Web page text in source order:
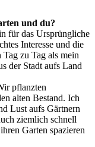
und du?
für das Ursprüngliche
Interesse und die
zu Tag als mein
der Stadt aufs Land
pflanzten
alten Bestand. Ich
Lust aufs Gärtnern
ziemlich schnell
Garten spazieren